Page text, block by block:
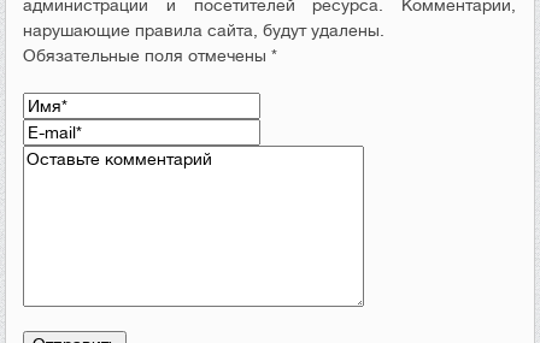
администрации и посетителей ресурса. Комментарии,
нарушающие правила сайта, будут удалены.
Обязательные поля отмечены *